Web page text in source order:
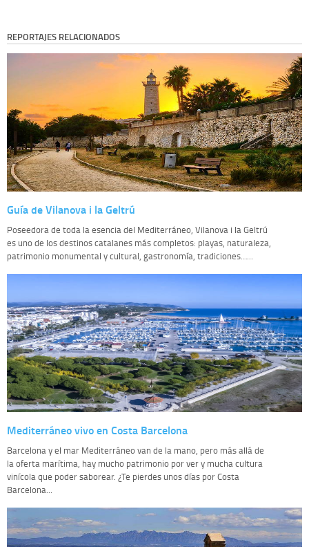
REPORTAJES RELACIONADOS
Guía de Vilanova i la Geltrú
Poseedora de toda la esencia del Mediterráneo, Vilanova i la Geltrú
es uno de los destinos catalanes más completos: playas, naturaleza,
patrimonio monumental y cultural, gastronomía, tradiciones…...
Mediterráneo vivo en Costa Barcelona
Barcelona y el mar Mediterráneo van de la mano, pero más allá de
la oferta marítima, hay mucho patrimonio por ver y mucha cultura
vinícola que poder saborear. ¿Te pierdes unos días por Costa
Barcelona...